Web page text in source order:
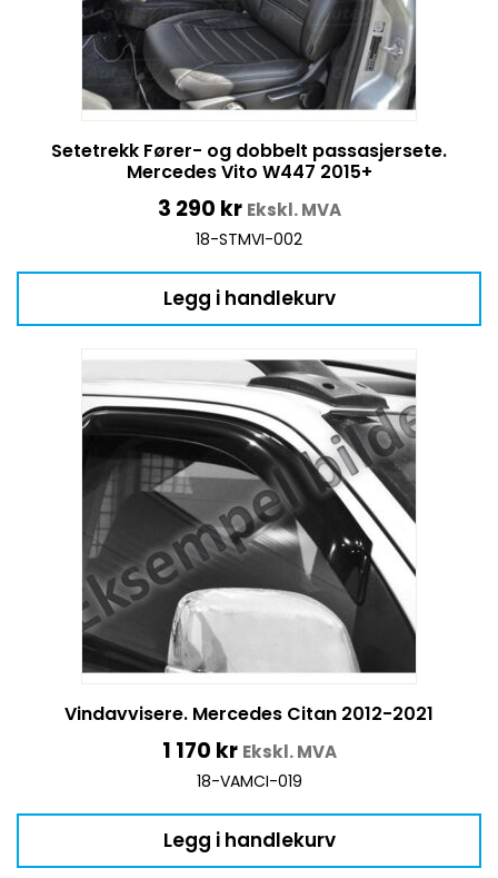
Setetrekk Fører- og dobbelt passasjersete.
Mercedes Vito W447 2015+
3 290 kr Ekskl. MVA
18-STMVI-002
Legg i handlekurv
Vindavvisere. Mercedes Citan 2012-2021
1 170 kr Ekskl. MVA
18-VAMCI-019
Legg i handlekurv